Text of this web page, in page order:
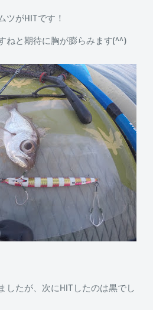
ツがHITです！
と期待に胸が膨らみます(^^)
したが、次にHITしたのは黒でし